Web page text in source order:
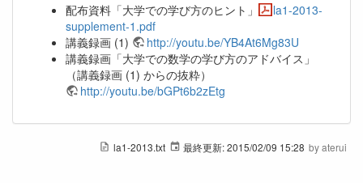
配布資料「大学での学び方のヒント」
la1-2013-
supplement-1.pdf
講義録画 (1)
http://youtu.be/YB4At6Mg83U
講義録画「大学での数学の学び方のアドバイス」
（講義録画 (1) からの抜粋）
http://youtu.be/bGPt6b2zEtg
la1-2013.txt 最終更新:2015/02/09 15:28 byaterui